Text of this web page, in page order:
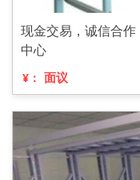
现金交易，诚信合
中心
¥： 面议